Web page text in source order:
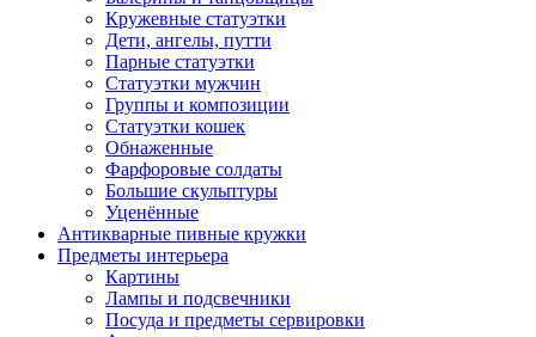
Кружевные статуэтки
Дети, ангелы, путти
Парные статуэтки
Статуэтки мужчин
Группы и композиции
Статуэтки кошек
Обнаженные
Фарфоровые солдаты
Большие скульптуры
Уценённые
Антикварные пивные кружки
Предметы интерьера
Картины
Лампы и подсвечники
Посуда и предметы сервировки